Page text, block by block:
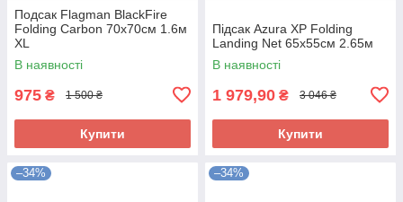
Подсак Flagman BlackFire
Folding Carbon 70x70см 1.6м
XL
В наявності
975 ₴ 1 500 ₴
Купити
Підсак Azura XP Folding
Landing Net 65x55см 2.65м
В наявності
1 979,90 ₴ 3 046 ₴
Купити
–34% –34%